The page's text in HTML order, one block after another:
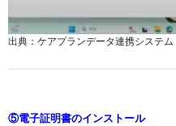
出典：ケアプランデータ連携システ
⑤電子証明書のインストール